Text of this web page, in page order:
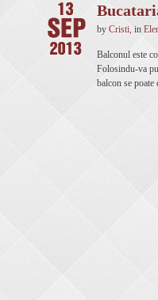
by Cristi, in
Balconul este
Folosindu-va
balcon se poate